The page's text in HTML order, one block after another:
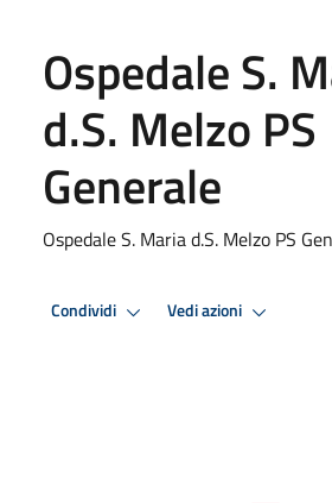
Ospedale S.
d.S. Melzo PS
Generale
Ospedale S. Maria d.S. Melzo PS
Condividi Vedi azioni